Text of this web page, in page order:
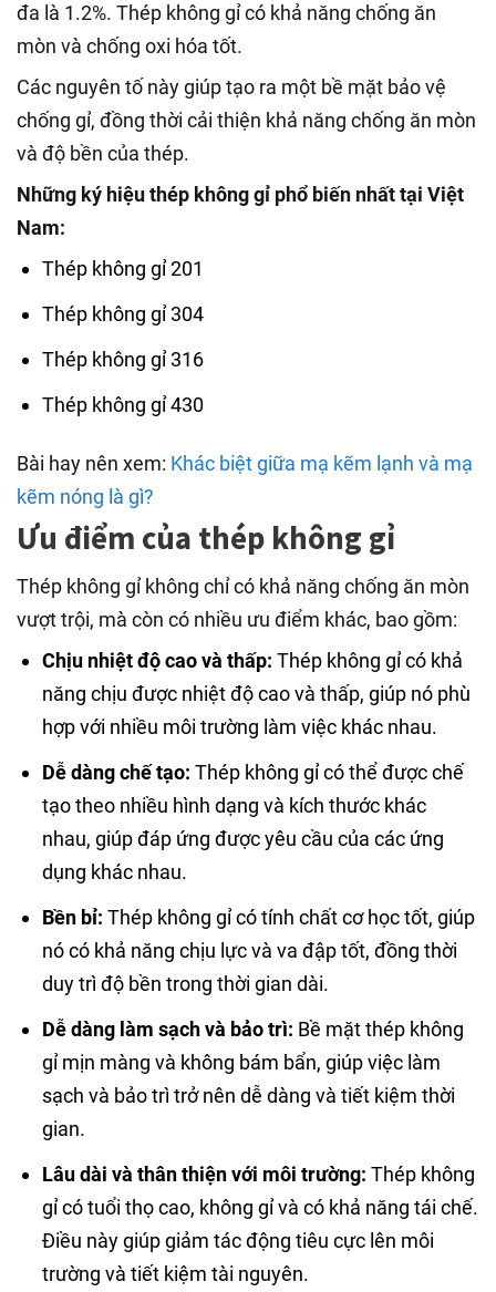
đa là 1.2%. Thép không gỉ có khả năng chống ăn
mòn và chống oxi hóa tốt.
Các nguyên tố này giúp tạo ra một bề mặt bảo vệ
chống gỉ, đồng thời cải thiện khả năng chống ăn mòn
và độ bền của thép.
Những ký hiệu thép không gỉ phổ biến nhất tại Việt
Nam:
Thép không gỉ 201
Thép không gỉ 304
Thép không gỉ 316
Thép không gỉ 430
Bài hay nên xem: Khác biệt giữa mạ kẽm lạnh và mạ
kẽm nóng là gì?
Ưu điểm của thép không gỉ
Thép không gỉ không chỉ có khả năng chống ăn mòn
vượt trội, mà còn có nhiều ưu điểm khác, bao gồm:
Chịu nhiệt độ cao và thấp: Thép không gỉ có khả
năng chịu được nhiệt độ cao và thấp, giúp nó phù
hợp với nhiều môi trường làm việc khác nhau.
Dễ dàng chế tạo: Thép không gỉ có thể được chế
tạo theo nhiều hình dạng và kích thước khác
nhau, giúp đáp ứng được yêu cầu của các ứng
dụng khác nhau.
Bền bỉ: Thép không gỉ có tính chất cơ học tốt, giúp
nó có khả năng chịu lực và va đập tốt, đồng thời
duy trì độ bền trong thời gian dài.
Dễ dàng làm sạch và bảo trì: Bề mặt thép không
gỉ mịn màng và không bám bẩn, giúp việc làm
sạch và bảo trì trở nên dễ dàng và tiết kiệm thời
gian.
Lâu dài và thân thiện với môi trường: Thép không
gỉ có tuổi thọ cao, không gỉ và có khả năng tái chế.
Điều này giúp giảm tác động tiêu cực lên môi
trường và tiết kiệm tài nguyên.